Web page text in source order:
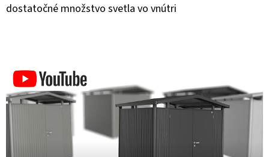
dostatočné množstvo svetla vo vnútri